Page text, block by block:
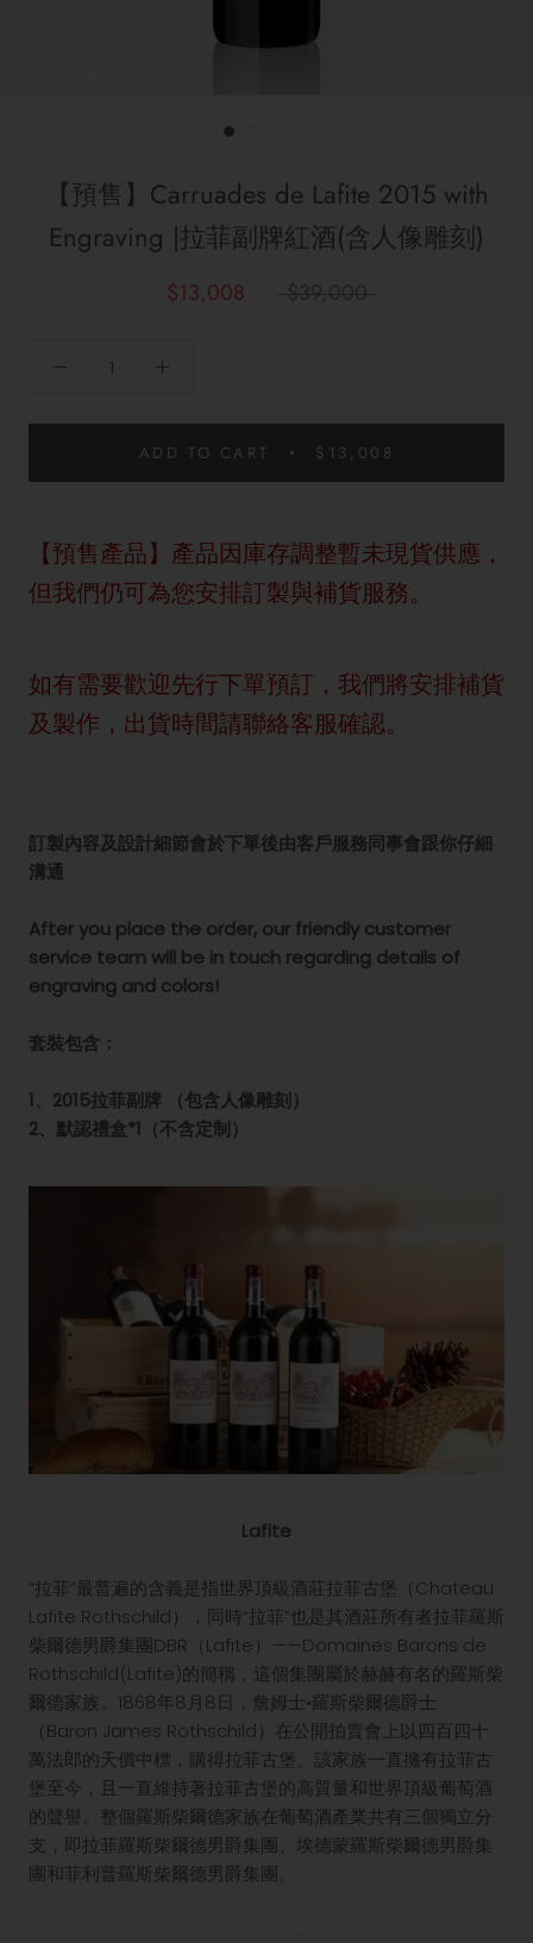
【預售】Carruades de Lafite 2015 with
Engraving |拉菲副牌紅酒(含人像雕刻)
$13,008
ADD TO CART $13,008
【預售產品】產品因庫存調整暫未現貨供應，
但我們仍可為您安排訂製與補貨服務。
如有需要歡迎先行下單預訂，我們將安排補貨
及製作，出貨時間請聯絡客服確認。
訂製內容及設計細節會於下單後由客戶服務同事會跟你仔細
溝通
After you place the order, our friendly customer
service team will be in touch regarding details of
engraving and colors!
套裝包含：
1、2015拉菲副牌 （包含人像雕刻）
2、默認禮盒*1（不含定制）
Lafite
“拉菲”最普遍的含義是指世界頂級酒莊拉菲古堡（Chateau
Lafite Rothschild），同時“拉菲”也是其酒莊所有者拉菲羅斯
柴爾德男爵集團DBR（Lafite）——Domaines Barons de
Rothschild(Lafite)的簡稱，這個集團屬於赫赫有名的羅斯柴
爾德家族。1868年8月8日，詹姆士•羅斯柴爾德爵士
（Baron James Rothschild）在公開拍賣會上以四百四十
萬法郎的天價中標，購得拉菲古堡。該家族一直擁有拉菲古
堡至今，且一直維持著拉菲古堡的高質量和世界頂級葡萄酒
的聲譽。整個羅斯柴爾德家族在葡萄酒產業共有三個獨立分
支，即拉菲羅斯柴爾德男爵集團、埃德蒙羅斯柴爾德男爵集
團和菲利普羅斯柴爾德男爵集團。